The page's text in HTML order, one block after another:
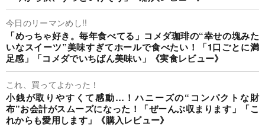
今日のリーマンめし!!
「めっちゃ好き。毎年食べてる」コメダ珈琲の“幸せの塊みた
いなスイーツ”美味すぎてホールで食べたい！「1口ごとに満
足感」「コメダでいちばん美味い」《実食レビュー》
これ、買ってよかった！
小銭が取りやすくて感動…！ハニーズの“コンパクトな財
布”お会計がスムーズになった！「ぜーんぶ収まります」「こ
れからも愛用します」《購入レビュー》